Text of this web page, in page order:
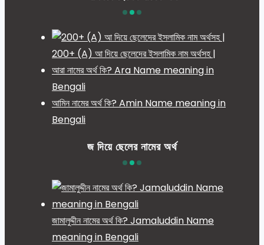
200+ (A) আ দিয়ে ছেলেদের ইসলামিক নাম অর্থসহ |
আরা নামের অর্থ কি? Ara Name meaning in
Bengali
আমিন নামের অর্থ কি? Amin Name meaning in
Bengali
জ দিয়ে ছেলের নামের অর্থ
জামালুদ্দীন নামের অর্থ কি? Jamaluddin Name
meaning in Bengali